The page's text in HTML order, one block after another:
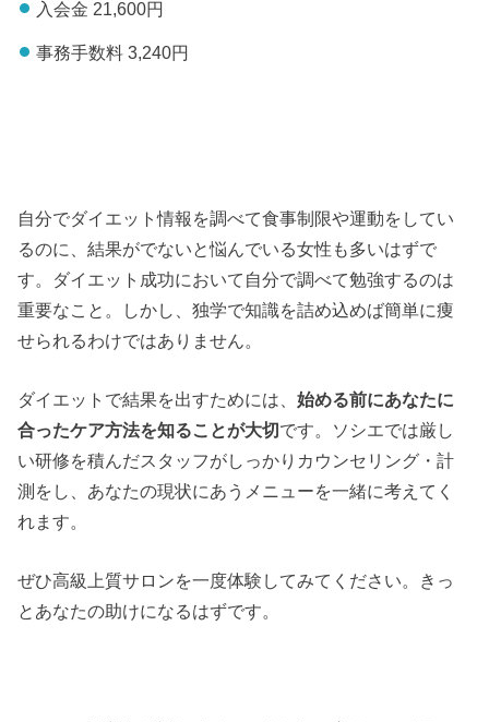
入会金 21,600円
事務手数料 3,240円
自分でダイエット情報を調べて食事制限や運動をしてい
るのに、結果がでないと悩んでいる女性も多いはずで
す。ダイエット成功において自分で調べて勉強するのは
重要なこと。しかし、独学で知識を詰め込めば簡単に痩
せられるわけではありません。
ダイエットで結果を出すためには、始める前にあなたに
合ったケア方法を知ることが大切です。ソシエでは厳し
い研修を積んだスタッフがしっかりカウンセリング・計
測をし、あなたの現状にあうメニューを一緒に考えてく
れます。
ぜひ高級上質サロンを一度体験してみてください。きっ
とあなたの助けになるはずです。